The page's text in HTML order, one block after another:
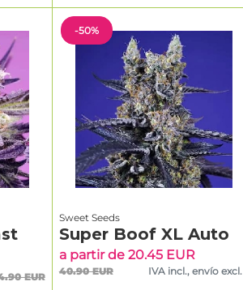
EUR
-50%
Sweet Seeds
Super Boof XL Auto
a partir de 20.45 EUR
40.90 EUR IVA incl., envío excl.